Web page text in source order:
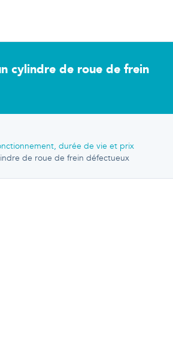
cylindre de roue de frein
durée de vie et prix
de roue de frein défectueux